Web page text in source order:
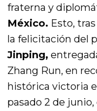
fraterna y
México. Esto,
la felicitación del
Jinping,
Zhang Run, en
histórica victoria
pasado 2 de